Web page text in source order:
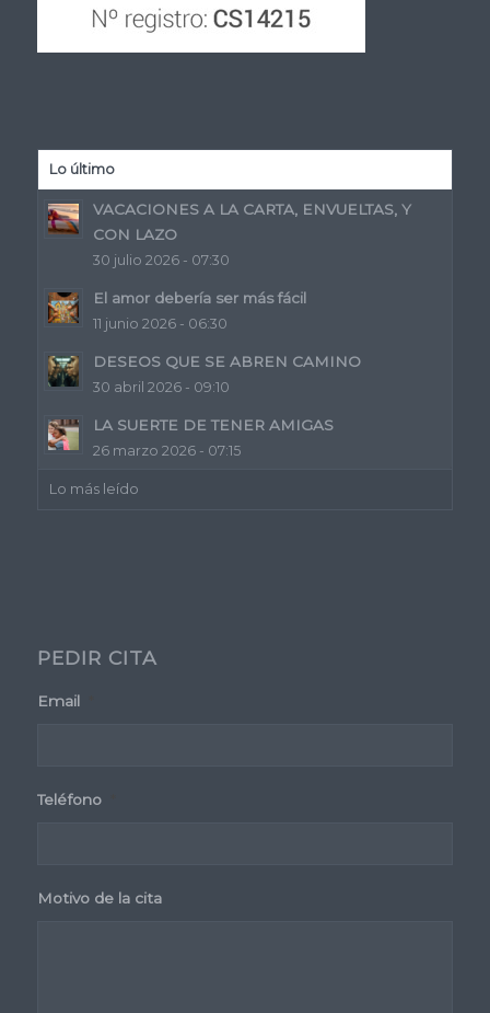
Lo último
VACACIONES A LA CARTA, ENVUELTAS, Y
CON LAZO
30 julio 2026 - 07:30
El amor debería ser más fácil
11 junio 2026 - 06:30
DESEOS QUE SE ABREN CAMINO
30 abril 2026 - 09:10
LA SUERTE DE TENER AMIGAS
26 marzo 2026 - 07:15
Lo más leído
PEDIR CITA
Email
Teléfono
Motivo de la cita